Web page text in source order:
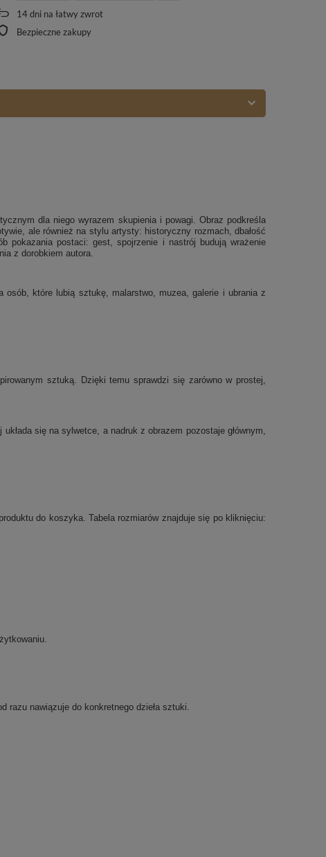
14dni na łatwy zwrot
Bezpieczne zakupy
dla niego wyrazem skupienia i powagi. Obraz podkreśla
ale również na stylu artysty: historyczny rozmach, dbałość
pokazania postaci: gest, spojrzenie i nastrój budują wrażenie
z dorobkiem autora.
osób, które lubią sztukę, malarstwo, muzea, galerie i ubrania z
sztuką. Dzięki temu sprawdzi się zarówno w prostej,
się na sylwetce, a nadruk z obrazem pozostaje głównym,
do koszyka. Tabela rozmiarów znajduje się po kliknięciu:
razu nawiązuje do konkretnego dzieła sztuki.